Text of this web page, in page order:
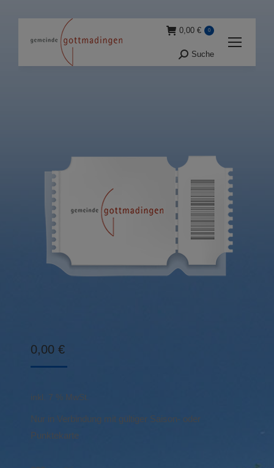
0,00 € 0
Suche:
Suche
0,00 €
inkl. 7 % MwSt.
Nur in Verbindung mit gültiger Saison- oder
Punktekarte